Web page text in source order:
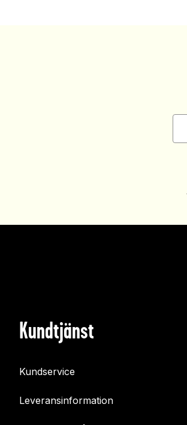
Kundtjänst
Kundservice
Leveransinformation